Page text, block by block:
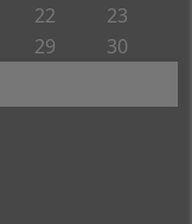
22 23
29 30